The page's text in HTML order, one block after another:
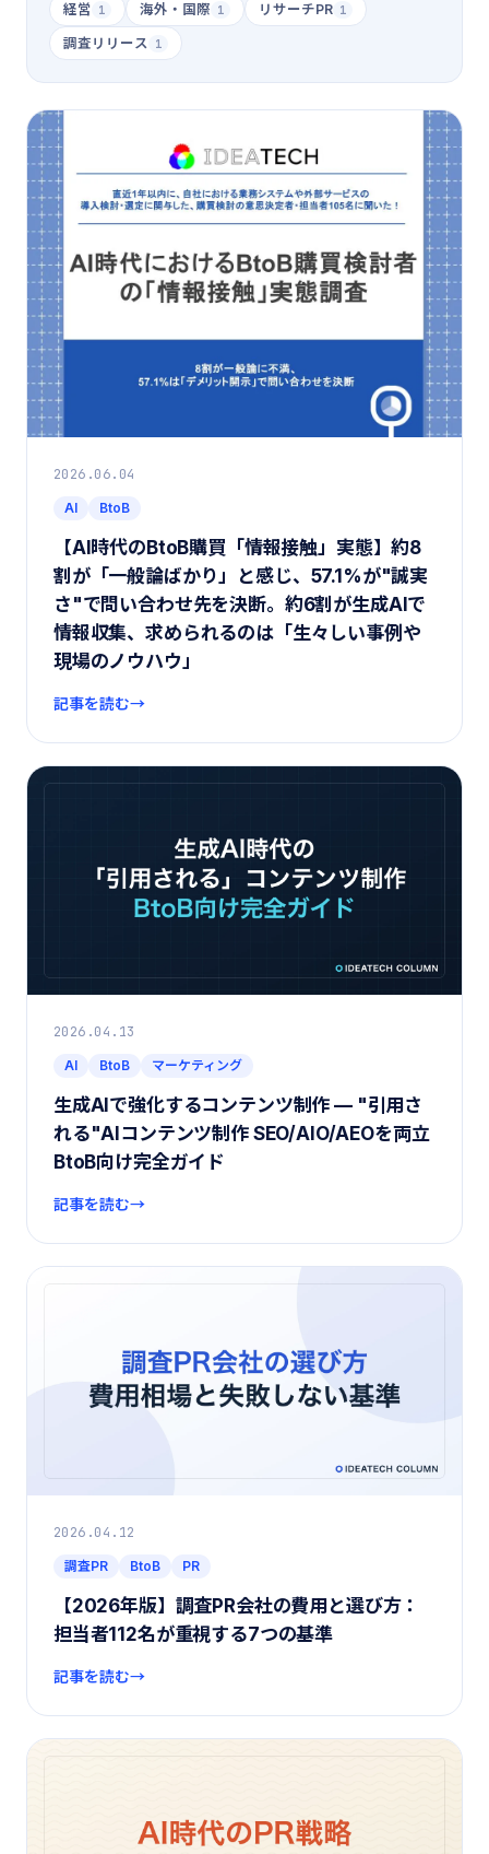
経営 1 海外・国際 1 リサーチPR 1
調査リリース 1
2026.06.04
AI BtoB
【AI時代のBtoB購買「情報接触」実態】約8
割が「一般論ばかり」と感じ、57.1%が"誠実
さ"で問い合わせ先を決断。約6割が生成AIで
情報収集、求められるのは「生々しい事例や
現場のノウハウ」
記事を読む
2026.04.13
AI BtoB マーケティング
生成AIで強化するコンテンツ制作 — "引用さ
れる"AIコンテンツ制作 SEO/AIO/AEOを両立
BtoB向け完全ガイド
記事を読む
2026.04.12
調査PR BtoB PR
【2026年版】調査PR会社の費用と選び方：
担当者112名が重視する7つの基準
記事を読む